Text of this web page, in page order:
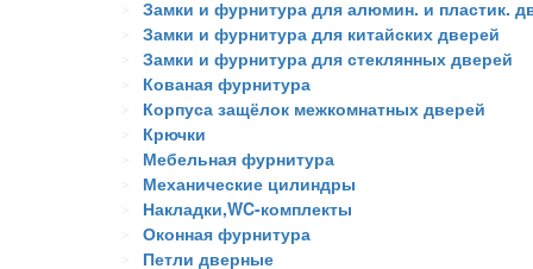
Замки и фурнитура для алюмин. и пластик.
Замки и фурнитура для китайских дверей
Замки и фурнитура для стеклянных дверей
Кованая фурнитура
Корпуса защёлок межкомнатных дверей
Крючки
Мебельная фурнитура
Механические цилиндры
Накладки,WC-комплекты
Оконная фурнитура
Петли дверные